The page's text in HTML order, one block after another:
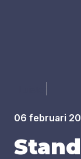
06 februari